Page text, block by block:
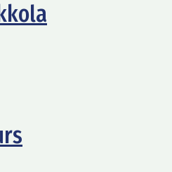
Kukkola